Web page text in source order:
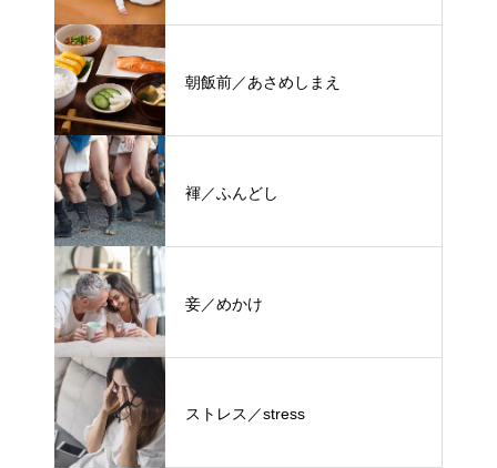
朝飯前／あさめしまえ
褌／ふんどし
妾／めかけ
ストレス／stress